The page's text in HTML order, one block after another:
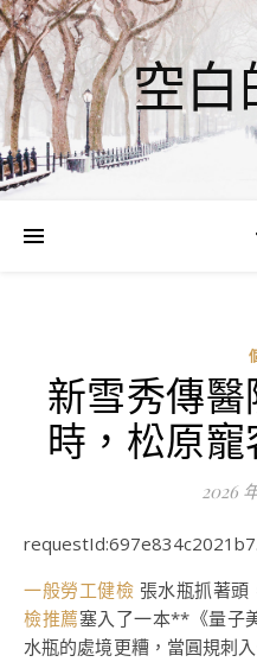
空白
新雪秀傳
時，松原
2026
一般勞工健檢 張水瓶抓著頭
檢推薦塞入了一本**《量子
水瓶的處境更糟，當圓規刺